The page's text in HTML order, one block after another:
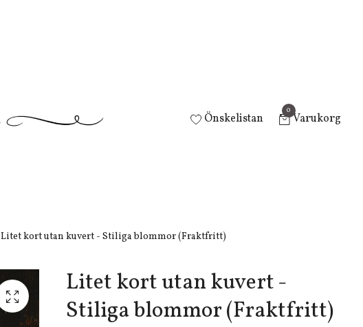
Önskelistan
0
Varukorg
Litet kort utan kuvert - Stiliga blommor (Fraktfritt)
Litet kort utan kuvert -
Stiliga blommor (Fraktfritt)